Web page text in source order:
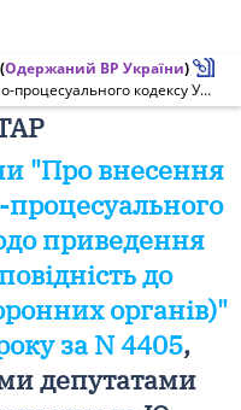
(Одержаний ВР України)
Про внесення змін до Кримінально-процесуального кодексу України (щодо приведення підслідності у відповідність до компетенції правоохоронних органів)